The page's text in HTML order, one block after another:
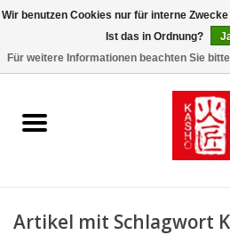
Kasho World Since 1908
Artikel mit Schlagwort
Wir benutzen Cookies nur für interne
Ist das in Ordnung?
Für weitere Informationen beachten Sie